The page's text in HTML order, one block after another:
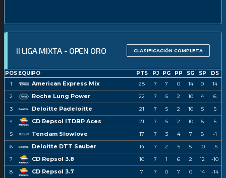
II LIGA MIXTA - OPEN ORO CLASIFICACIÓN COMPLETA
POS EQUIPO PTS PJ PG PP SG SP
DS
1
American Express Mix 28 7 7 0 14 0
14
2
Roche Lung Power 22 7 5 2 10 4
6
3
Deloitte Padeloitte 21 7 5 2 10 5
5
4
CD Repsol ITDBP Aces 21 7 5 2 10 5
5
5
Tendam Slowlove 17 7 3 4 7 8
-1
6
Deloitte DTT Sauber 14 7 2 5 5 10
-5
7
CD Repsol 3.8 10 7 1 6 2 12
-10
8
CD Repsol 3.7 7 7 0 7 0 14 -14